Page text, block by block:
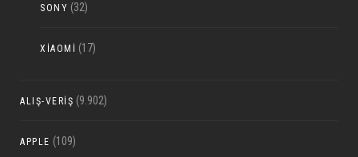
SONY (32)
XIAOMI (17)
ALIŞ-VERIŞ (9.902)
APPLE (109)